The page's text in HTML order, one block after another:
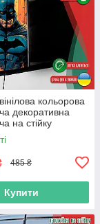
кольорова
декоративна
на стійку
«Бетмен» з
485 ₴
Купити